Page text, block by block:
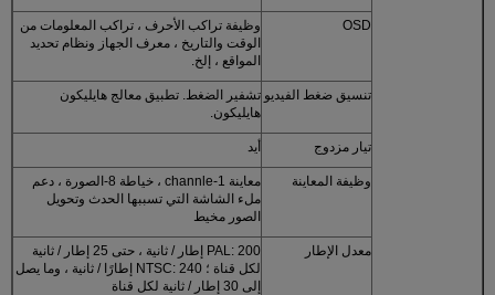
OSD
وظيفة تراكب الأحرف ، تراكب المعلومات من
الوقت والتاريخ ، معرف الجهاز ونظام تحديد
المواقع ، إلخ.
تنسيق ضغط الفيديو تشفير الضغط. تطبيق معالج هايليكون
هايليكون.
تيار مزدوج أيد
وظيفة المعاينة
معاينة 1-channle ، خياطة 8-الصورة ، دعم
ملء الشاشة التي تسببها الحدث وتحويل
الصور مخيط
معدل الإطار
PAL: 200 إطار / ثانية ، حتى 25 إطار / ثانية
لكل قناة ؛ NTSC: 240 إطارًا / ثانية ، وما يصل
إلى 30 إطار / ثانية لكل قناة